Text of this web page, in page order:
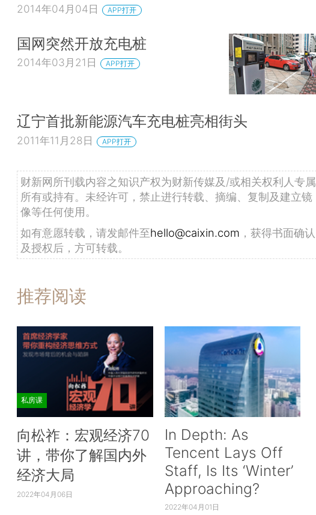
2014年04月04日 APP打开
国网突然开放充电桩
2014年03月21日 APP打开
辽宁首批新能源汽车充电桩亮相街头
2011年11月28日 APP打开
财新网所刊载内容之知识产权为财新传媒及/或相关权利人专属
所有或持有。未经许可，禁止进行转载、摘编、复制及建立镜
像等任何使用。
如有意愿转载，请发邮件至hello@caixin.com ，获得书面确认
及授权后，方可转载。
推荐阅读
私房课
向松祚：宏观经济70
讲，带你了解国内外
经济大局
2022年04月06日
In Depth: As
Tencent Lays Off
Staff, Is Its ‘Winter’
Approaching?
2022年04月01日